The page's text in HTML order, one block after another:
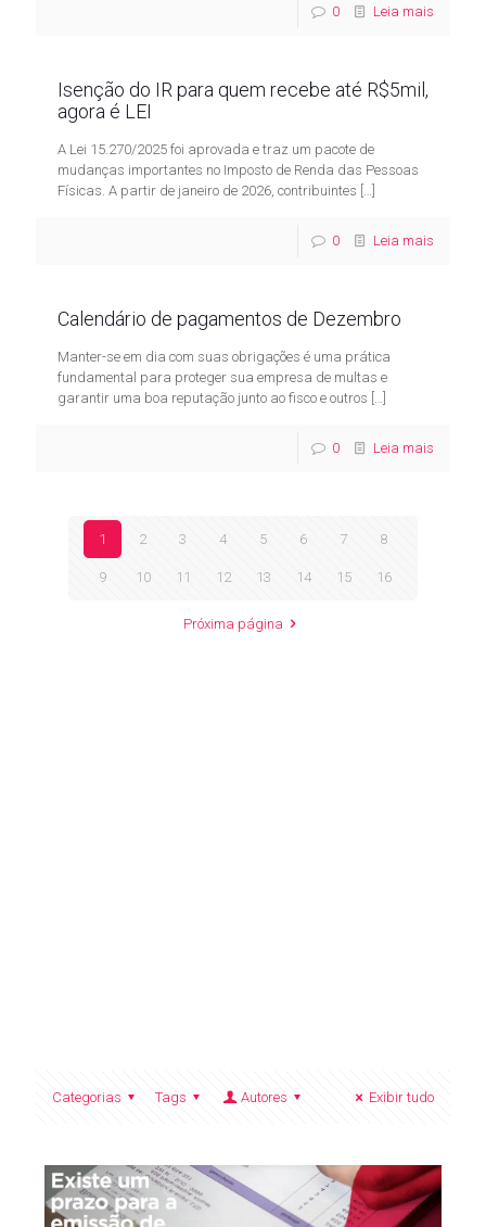
0 Leia mais
Isenção do IR para quem recebe até R$5mil,
agora é LEI
A Lei 15.270/2025 foi aprovada e traz um pacote de
mudanças importantes no Imposto de Renda das Pessoas
Físicas. A partir de janeiro de 2026, contribuintes […]
0 Leia mais
Calendário de pagamentos de Dezembro
Manter-se em dia com suas obrigações é uma prática
fundamental para proteger sua empresa de multas e
garantir uma boa reputação junto ao fisco e outros […]
0 Leia mais
1 2 3 4 5 6 7 8
9 10 11 12 13 14 15 16
Próxima página
Categorias Tags Autores Exibir tudo